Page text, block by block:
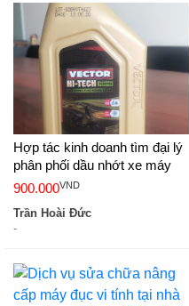
Hợp tác kinh doanh tìm đại lý
phân phối dầu nhớt xe máy
900.000VND
Trần Hoài Đức
-